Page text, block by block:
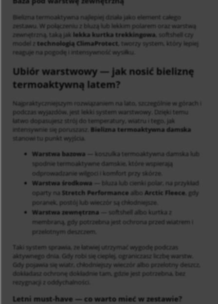
Bielizna termoaktywna najlepiej działa jako element całego
zestawu. W połączeniu z bluzą lub lekkim polarem oraz warstwą
zewnętrzną, taką jak lekka kurtka trekkingowa , softshell czy
model z technologią ClimaProtect , tworzy system, który lepiej
reaguje na pogodę i intensywność wysiłku.
Ubiór warstwowy — jak nosić bieliznę
termoaktywną latem?
Najpraktyczniejszym rozwiązaniem na lato, szczególnie w górach i
podczas wyjazdów, jest lekki system warstwowy. Dzięki temu
łatwo dopasujesz strój do temperatury, wiatru i tego, jak
intensywnie się poruszasz. Bielizna termoaktywna damska
stanowi tu punkt wyjścia.
Warstwa bazowa — koszulka termoaktywna damska lub
spodnie termoaktywne damskie, które wspierają
odprowadzanie wilgoci i komfort przy skórze.
Warstwa środkowa — bluza lub cienki polar, na przykład
oparty na Stretch Performance albo Arctic Fleece , gdy
poranek, postój lub wieczór są chłodniejsze.
Warstwa zewnętrzna — softshell albo kurtka z
membraną, gdy potrzebna jest ochrona przed wiatrem i
przelotnym deszczem.
Taki system sprawia, że łatwiej utrzymać wygodę podczas
aktywnego dnia. Gdy robi się cieplej, ograniczasz liczbę warstw.
Gdy pojawia się wiatr, chłodniejszy wieczór albo przelotny deszcz,
dokładasz ochronę dokładnie tam, gdzie jest potrzebna, bez
rezygnacji z oddychalności.
Letni must-have — co warto mieć w zestawie?